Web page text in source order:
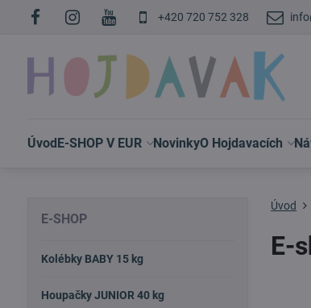
+420 720 752 328
ÚvodE-SHOP V EUR NovinkyO Hojdavacích
Úvod
E-
E-SHOP
Kolébky BABY 15 kg
Houpačky JUNIOR 40 kg